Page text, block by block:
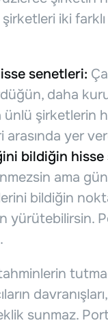
iki farklı
senetleri:
daha
şirketlerin
yer
bildiğin
ama
bildiğin
yürütebilirsin.
sunmaz.